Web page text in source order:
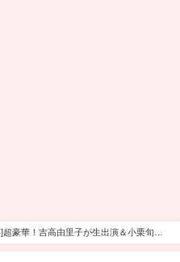
超豪華！吉高由里子が生出演＆小栗旬を